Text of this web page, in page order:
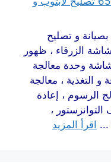
و تصليح
الزرقاء ، ظهور
وحدة معالجة
التغذية ، معالجة
الرسوم ، إعادة
،
... اقرأ المزيد